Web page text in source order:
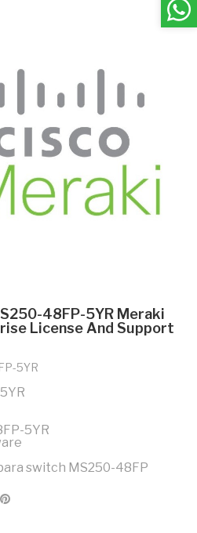
48FP-5YR Meraki
License And Support
5YR
5YR
switch MS250-48FP